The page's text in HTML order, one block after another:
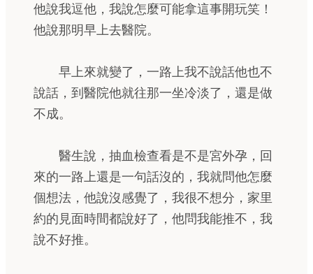
他說我逗他，我說怎麼可能拿這事開玩笑！
他說那明早上去醫院。
早上來就變了，一路上我不說話他也不
說話，到醫院他就往那一坐冷淡了，還是做
不成。
醫生說，抽血檢查看是不是宮外孕，回
來的一路上還是一句話沒的，我就問他怎麼
個想法，他說沒感覺了，我很不想分，家里
約的見面時間都說好了，他問我能推不，我
說不好推。